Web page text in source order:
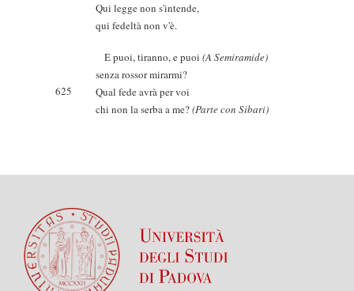
Qui legge non s'intende,
qui fedeltà non v'è.
E puoi, tiranno, e puoi (A Semiramide)
senza rossor mirarmi?
625
Qual fede avrà per voi
chi non la serba a me?(Parte con Sibari)